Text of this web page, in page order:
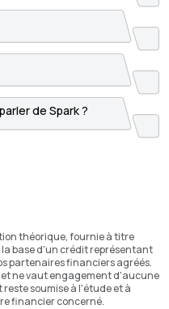
théorique, fournie à titre
base d'un crédit représentant
partenaires financiers agréés.
ne vaut engagement d'aucune
soumise à l'étude et à
financier concerné.